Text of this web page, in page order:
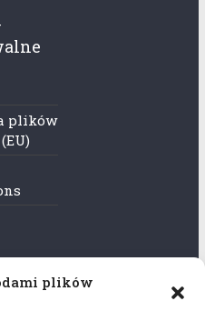
plików
plików